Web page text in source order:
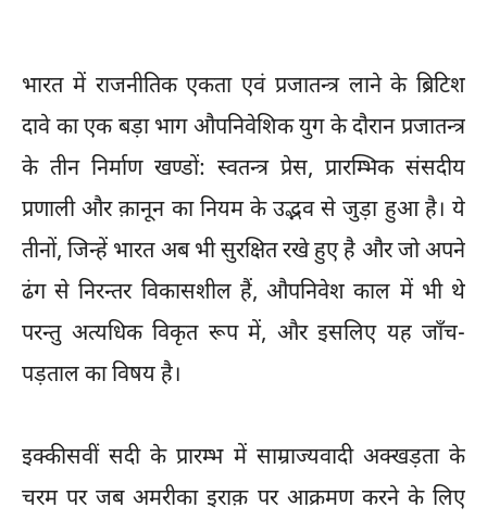
भारत में राजनीतिक एकता एवं प्रजातन्त्र लाने के ब्रिटिश
दावे का एक बड़ा भाग औपनिवेशिक युग के दौरान प्रजातन्त्र
के तीन निर्माण खण्डों: स्वतन्त्र प्रेस, प्रारम्भिक संसदीय
प्रणाली और क़ानून का नियम के उद्भव से जुड़ा हुआ है। ये
तीनों, जिन्हें भारत अब भी सुरक्षित रखे हुए है और जो अपने
ढंग से निरन्तर विकासशील हैं, औपनिवेश काल में भी थे
परन्तु अत्यधिक विकृत रूप में, और इसलिए यह जाँच-
पड़ताल का विषय है।
इक्कीसवीं सदी के प्रारम्भ में साम्राज्यवादी अक्खड़ता के
चरम पर जब अमरीका इराक़ पर आक्रमण करने के लिए